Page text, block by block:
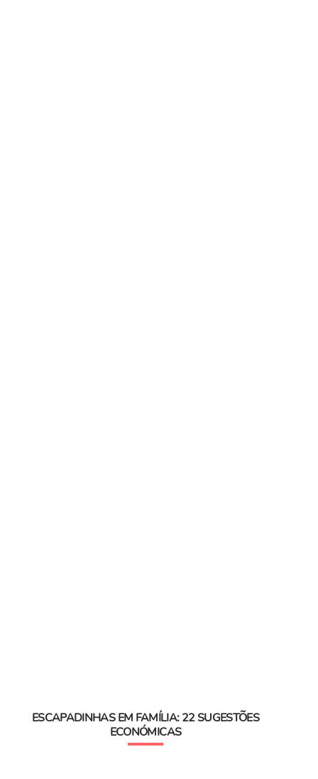
ESCAPADINHAS EM FAMÍLIA: 22 SUGESTÕES
ECONÓMICAS